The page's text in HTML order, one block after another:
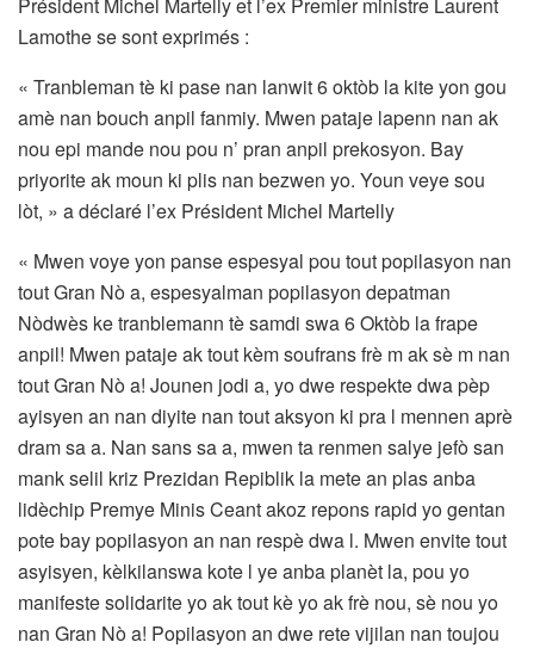
Lamothe se sont exprimés :
« Tranbleman tè ki pase nan lanwit 6 oktòb la kite yon gou
amè nan bouch anpil fanmiy. Mwen pataje lapenn nan ak
nou epi mande nou pou n’ pran anpil prekosyon. Bay
priyorite ak moun ki plis nan bezwen yo. Youn veye sou
lòt, » a déclaré l’ex Président Michel Martelly
« Mwen voye yon panse espesyal pou tout popilasyon nan
tout Gran Nò a, espesyalman popilasyon depatman
Nòdwès ke tranblemann tè samdi swa 6 Oktòb la frape
anpil! Mwen pataje ak tout kèm soufrans frè m ak sè m nan
tout Gran Nò a! Jounen jodi a, yo dwe respekte dwa pèp
ayisyen an nan diyite nan tout aksyon ki pra l mennen aprè
dram sa a. Nan sans sa a, mwen ta renmen salye jefò san
mank selil kriz Prezidan Repiblik la mete an plas anba
lidèchip Premye Minis Ceant akoz repons rapid yo gentan
pote bay popilasyon an nan respè dwa l. Mwen envite tout
asyisyen, kèlkilanswa kote l ye anba planèt la, pou yo
manifeste solidarite yo ak tout kè yo ak frè nou, sè nou yo
nan Gran Nò a! Popilasyon an dwe rete vijilan nan toujou